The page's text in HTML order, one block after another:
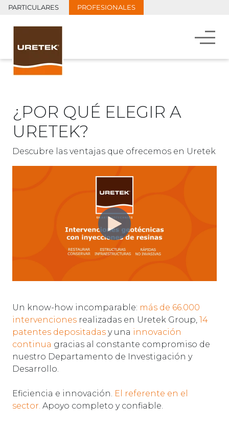
PARTICULARES PROFESIONALES
¿POR QUÉ ELEGIR A
URETEK?
Descubre las ventajas que ofrecemos en Uretek
Un know-how incomparable: más de 66.000
intervenciones realizadas en Uretek Group, 14
patentes depositadas y una innovación
continua gracias al constante compromiso de
nuestro Departamento de Investigación y
Desarrollo.
Eficiencia e innovación. El referente en el
sector. Apoyo completo y confiable.